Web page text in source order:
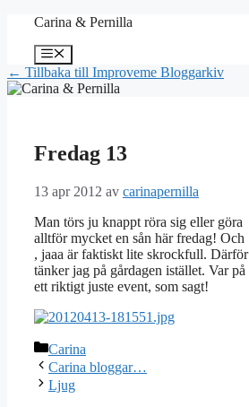
Hoppa
innehåll
Carina & Pernilla
Meny
← Tillbaka till Improveme Bloggarkiv
Fredag 13
13 apr 2012 av carinapernilla
Man törs ju knappt röra sig eller göra
alltför mycket en sån här fredag! Och
, jaaa är faktiskt lite skrockfull. Därför
tänker jag på gårdagen istället. Var på
ett riktigt juste event, som sagt!
Kategorier
Carina
Carina bloggar…
Ljug